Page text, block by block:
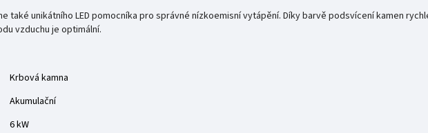
také unikátního LED pomocníka pro správné nízkoemisní vytápění. Díky barvě podsvícení kamen
vzduchu je optimální.
Krbová kamna
Akumulační
6 kW